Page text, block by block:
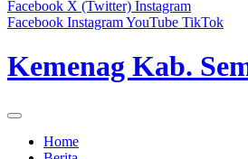
Facebook X (Twitter) Instagram
Facebook InstagramYouTube TikTok
Kemenag Kab.
Home